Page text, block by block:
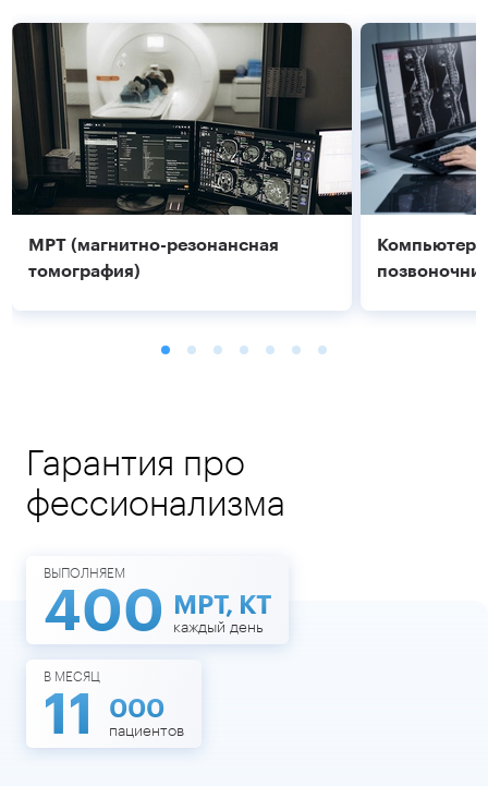
МРТ (магнитно-резонансная
томография)
Подробнее
Гарантия про
фессионализма
ВЫПОЛНЯЕМ
400 МРТ, КТ
каждый день
В МЕСЯЦ
11 000
пациентов